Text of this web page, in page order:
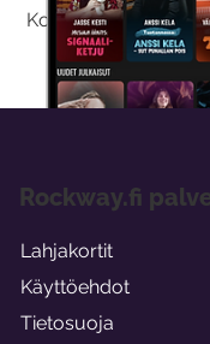
Kokeilemalla
Rockway.fi
Lahjakortit
Käyttöehdot
Tietosuoja